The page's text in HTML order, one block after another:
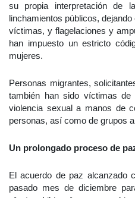
su propia interpretación de
linchamientos públicos,
víctimas, y flagelaciones y
han impuesto un estricto
mujeres.
Personas migrantes,
también han sido víctimas
violencia sexual a manos de
personas, así como de grupos
Un prolongado proceso de
El acuerdo de paz alcanzado
pasado mes de diciembre